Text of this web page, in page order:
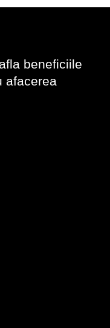
beneficiile
afacerea